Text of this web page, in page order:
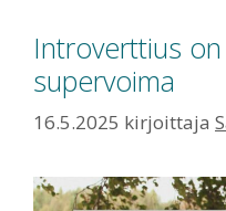
Introverttius
supervoima
16.5.2025 kirjoittaja